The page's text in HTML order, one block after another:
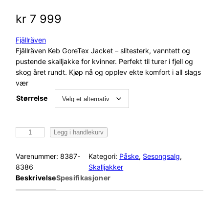
kr 7 999
Fjällräven
Fjällräven Keb GoreTex Jacket – slitesterk, vanntett og
pustende skalljakke for kvinner. Perfekt til turer i fjell og
skog året rundt. Kjøp nå og opplev ekte komfort i all slags
vær
Størrelse
ä
l
l
Legg i handlekurv
Varenummer: 8387-
8386
Kategori: Påske, Sesongsalg
Skalljakker
BeskrivelseSpesifikasjoner